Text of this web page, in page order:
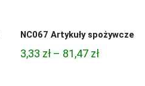
NC067 Artykuły spożywcze
3,33 zł – 81,47 złZakres